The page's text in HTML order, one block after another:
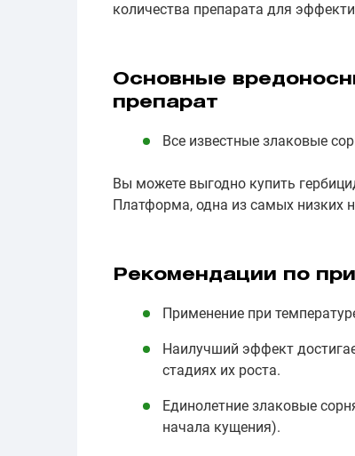
количества препарата для
Основные
препарат
Все известные злаковые
Вы можете выгодно купить
Платформа, одна из самых низких
Рекомендации по
Применение при
Наилучший эффект
стадиях их роста.
Единолетние злаковые
начала кущения).